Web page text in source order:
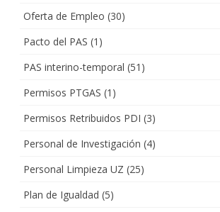
Oferta de Empleo (30)
Pacto del PAS (1)
PAS interino-temporal (51)
Permisos PTGAS (1)
Permisos Retribuidos PDI (3)
Personal de Investigación (4)
Personal Limpieza UZ (25)
Plan de Igualdad (5)